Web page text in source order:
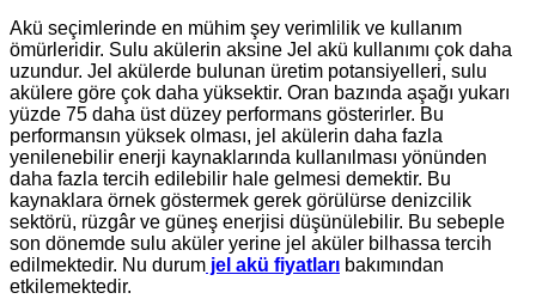
Akü seçimlerinde en mühim şey verimlilik ve kullanım
ömürleridir. Sulu akülerin aksine Jel akü kullanımı çok daha
uzundur. Jel akülerde bulunan üretim potansiyelleri, sulu
akülere göre çok daha yüksektir. Oran bazında aşağı yukarı
yüzde 75 daha üst düzey performans gösterirler. Bu
performansın yüksek olması, jel akülerin daha fazla
yenilenebilir enerji kaynaklarında kullanılması yönünden
daha fazla tercih edilebilir hale gelmesi demektir. Bu
kaynaklara örnek göstermek gerek görülürse denizcilik
sektörü, rüzgâr ve güneş enerjisi düşünülebilir. Bu sebeple
son dönemde sulu aküler yerine jel aküler bilhassa tercih
edilmektedir. Nu durum jel akü fiyatları bakımından
etkilemektedir.